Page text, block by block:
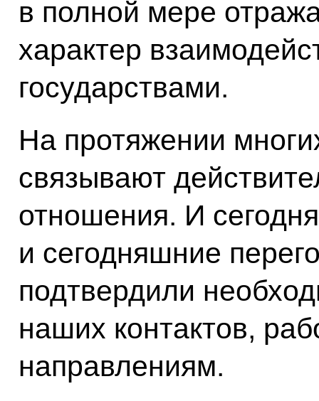
в полной мере
характер
государствами.
На протяжении
связывают
отношения. И
и сегодняшние
подтвердили
наших контактов,
направлениям.